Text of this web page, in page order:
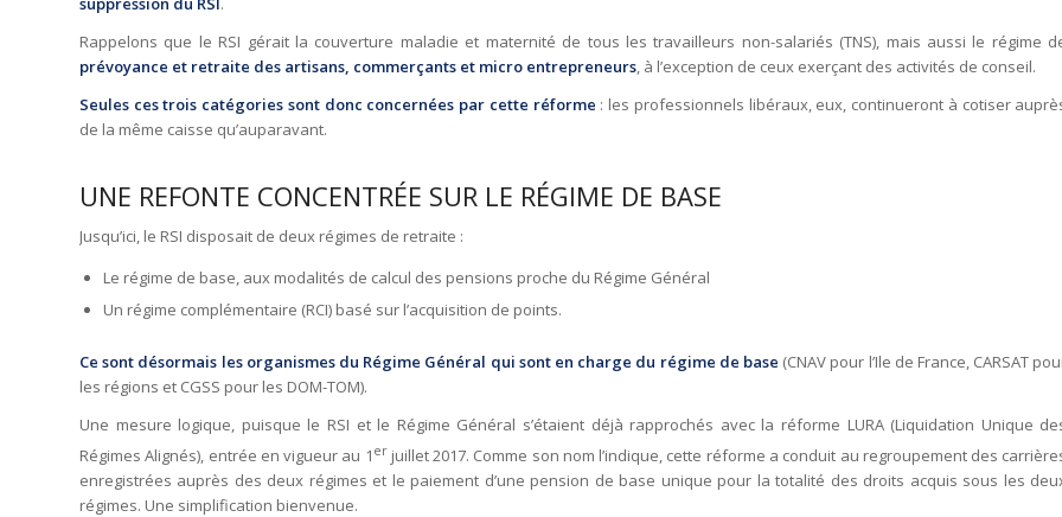
Rappelons que le RSI gérait la couverture maladie et maternité de tous les travailleurs non-salariés (TNS), mais aussi le régime
prévoyance et retraite des artisans, commerçants et micro entrepreneurs, à l’exception de ceux exerçant des activités de conseil.
Seules ces trois catégories sont donc concernées par cette réforme : les professionnels libéraux, eux, continueront à cotiser
de la même caisse qu’auparavant.
UNE REFONTE CONCENTRÉE SUR LE RÉGIME DE BASE
Jusqu’ici, le RSI disposait de deux régimes de retraite :
Le régime de base, aux modalités de calcul des pensions proche du Régime Général
Un régime complémentaire (RCI) basé sur l’acquisition de points.
Ce sont désormais les organismes du Régime Général qui sont en charge du régime de base (CNAV pour l’Ile de France, CARSAT
les régions et CGSS pour les DOM-TOM).
Une mesure logique, puisque le RSI et le Régime Général s’étaient déjà rapprochés avec la réforme LURA (Liquidation Unique
Régimes Alignés), entrée en vigueur au 1 erjuillet 2017. Comme son nom l’indique, cette réforme a conduit au regroupement des
enregistrées auprès des deux régimes et le paiement d’une pension de base unique pour la totalité des droits acquis sous les
régimes. Une simplification bienvenue.